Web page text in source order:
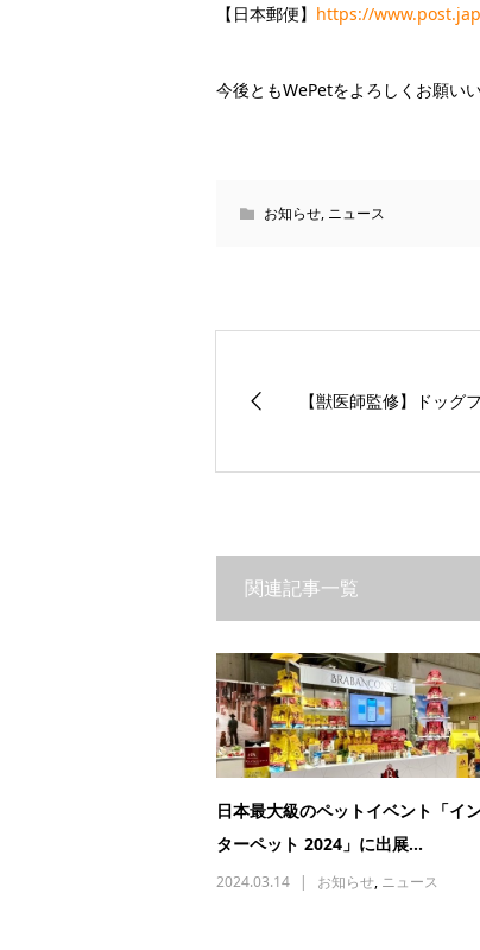
【日本郵便】 https://
今後ともWePetをよろしくお願いい
お知らせ, ニュース
【獣医師監修】ドッグ
関連記事一覧
日本最大級のペットイベント「イ
ターペット 2024」に出展...
2024.03.14 お知らせ, ニュース